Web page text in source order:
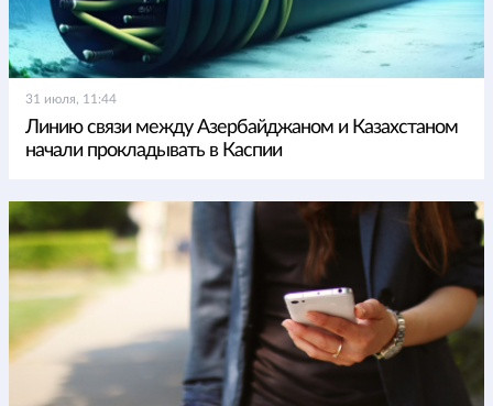
31 июля, 11:44
Линию связи между Азербайджаном и Казахстаном
начали прокладывать в Каспии